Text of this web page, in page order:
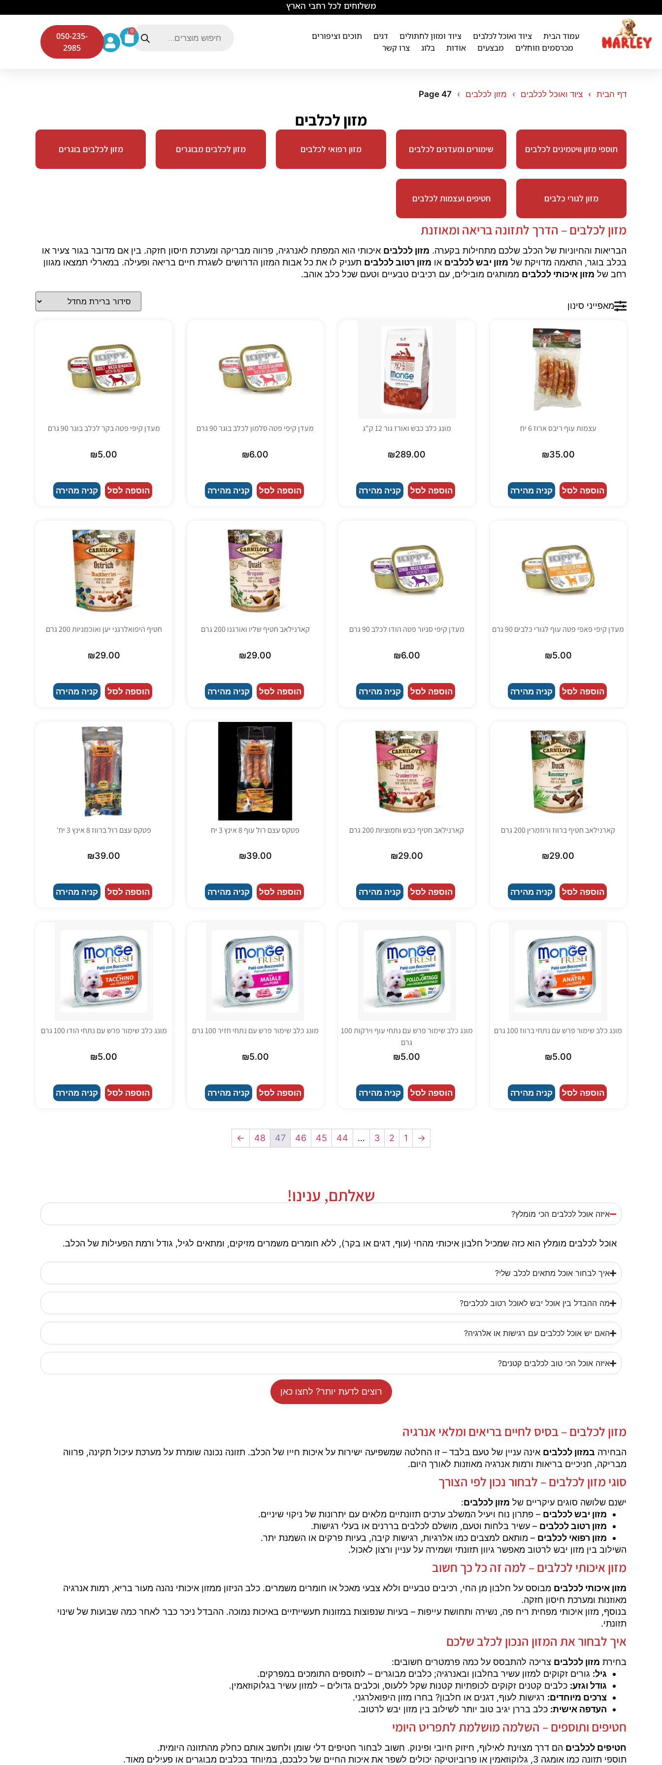
משלוחים לכל רחבי הארץ
עמוד הבית ציוד ואוכל לכלבים ציוד ומזון לחתולים דגים
תוכים וציפורים
מכרסמים וזוחלים
מבצעים אודות בלוג צרו קשר
0
050-235-
2985
דף הבית ציוד ואוכל לכלבים מזון לכלבים Page 47
מזון לכלבים
תוספי מזון וויטמינים לכלבים שימורים ומעדנים לכלבים מזון רפואי לכלבים מזון לכלבים מבוגרים מזון לכלבים בוגרים
מזון לגורי כלבים חטיפים ועצמות לכלבים
מזון לכלבים – הדרך לתזונה בריאה ומאוזנת
הבריאות והחיוניות של הכלב שלכם מתחילות בקערה. מזון לכלבים איכותי הוא המפתח לאנרגיה, פרווה מבריקה ומערכת חיסון חזקה. בין אם מדובר בגור צעיר או
בכלב בוגר, התאמה מדויקת של מזון יבש לכלבים או מזון רטוב לכלבים תעניק לו את כל אבות המזון הדרושים לשגרת חיים בריאה ופעילה. במארלי תמצאו מגוון
רחב של מזון איכותי לכלבים ממותגים מובילים, עם רכיבים טבעיים וטעם שכל כלב אוהב.
מאפייני סינון
עצמות עוף ריבס ארוז 6 יח
₪35.00
הוספה לסל קניה מהירה
מונג כלב כבש ואורז גור 12 ק"ג
₪289.00
הוספה לסל קניה מהירה
מעדן קיפי פטה סלמון לכלב בוגר 90 גרם
₪6.00
הוספה לסל קניה מהירה
מעדן קיפי פטה בקר לכלב בוגר 90 גרם
₪5.00
הוספה לסל קניה מהירה
מעדן קיפי פאפי פטה עוף לגורי כלבים 90 גרם
₪5.00
הוספה לסל קניה מהירה
מעדן קיפי סניור פטה הודו לכלב 90 גרם
₪6.00
הוספה לסל קניה מהירה
קארנילאב חטיף שליו ואורגנו 200 גרם
₪29.00
הוספה לסל קניה מהירה
חטיף היפואלרגני יען ואוכמניות 200 גרם
₪29.00
הוספה לסל קניה מהירה
קארנילאב חטיף ברווז ורוזמרין 200 גרם
₪29.00
הוספה לסל קניה מהירה
קארנילאב חטיף כבש וחמוציות 200 גרם
₪29.00
הוספה לסל קניה מהירה
פטקס עצם רול עוף 8 אינץ 3 יח
₪39.00
הוספה לסל קניה מהירה
פטקס עצם רול ברווז 8 אינץ 3 יח'
₪39.00
הוספה לסל קניה מהירה
מונג כלב שימור פרש עם נתחי ברווז 100 גרם
₪5.00
הוספה לסל קניה מהירה
מונג כלב שימור פרש עם נתחי עוף וירקות 100
גרם
₪5.00
הוספה לסל קניה מהירה
מונג כלב שימור פרש עם נתחי חזיר 100 גרם
₪5.00
הוספה לסל קניה מהירה
מונג כלב שימור פרש עם נתחי הודו 100 גרם
₪5.00
הוספה לסל קניה מהירה
→
1
2
3
…
44
45
46
47
48
←
שאלתם, ענינו!
איזה אוכל לכלבים הכי מומלץ?
אוכל לכלבים מומלץ הוא כזה שמכיל חלבון איכותי מהחי (עוף, דגים או בקר), ללא חומרים משמרים מזיקים, ומתאים לגיל, גודל ורמת הפעילות של הכלב.
איך לבחור אוכל מתאים לכלב שלי?
מה ההבדל בין אוכל יבש לאוכל רטוב לכלבים?
האם יש אוכל לכלבים עם רגישות או אלרגיה?
איזה אוכל הכי טוב לכלבים קטנים?
רוצים לדעת יותר? לחצו כאן
מזון לכלבים – בסיס לחיים בריאים ומלאי אנרגיה
הבחירה במזון לכלבים אינה עניין של טעם בלבד – זו החלטה שמשפיעה ישירות על איכות חייו של הכלב. תזונה נכונה שומרת על מערכת עיכול תקינה, פרווה
מבריקה, חניכיים בריאות ורמות אנרגיה מאוזנות לאורך היום.
סוגי מזון לכלבים – לבחור נכון לפי הצורך
ישנם שלושה סוגים עיקריים של מזון לכלבים:
מזון יבש לכלבים – פתרון נוח ויעיל המשלב ערכים תזונתיים מלאים עם יתרונות של ניקוי שיניים.
מזון רטוב לכלבים – עשיר בלחות וטעם, מושלם לכלבים בררנים או בעלי רגישות.
מזון רפואי לכלבים – מותאם למצבים כמו אלרגיות, רגישות קיבה, בעיות פרקים או השמנת יתר.
השילוב בין מזון יבש לרטוב מאפשר גיוון תזונתי ושמירה על עניין ורצון לאכול.
מזון איכותי לכלבים – למה זה כל כך חשוב
מזון איכותי לכלבים מבוסס על חלבון מן החי, רכיבים טבעיים וללא צבעי מאכל או חומרים משמרים. כלב הניזון ממזון איכותי נהנה מעור בריא, רמות אנרגיה
מאוזנות ומערכת חיסון חזקה.
בנוסף, מזון איכותי מפחית ריח פה, נשירה ותחושת עייפות – בעיות שנפוצות במזונות תעשייתיים באיכות נמוכה. ההבדל ניכר כבר לאחר כמה שבועות של שינוי
תזונתי.
איך לבחור את המזון הנכון לכלב שלכם
בחירת מזון לכלבים צריכה להתבסס על כמה פרמטרים חשובים:
גיל: גורים זקוקים למזון עשיר בחלבון ובאנרגיה; כלבים מבוגרים – לתוספים התומכים במפרקים.
גודל וגזע: כלבים קטנים זקוקים לכופתיות קטנות שקל ללעוס, וכלבים גדולים – למזון עשיר בגלוקוזאמין.
צרכים מיוחדים: רגישות לעוף, דגנים או חלבון? בחרו מזון היפואלרגני.
העדפה אישית: כלב בררן יגיב טוב יותר לשילוב בין מזון יבש לרטוב.
חטיפים ותוספים – השלמה מושלמת לתפריט היומי
חטיפים לכלבים הם דרך מצוינת לאילוף, חיזוק חיובי ופינוק. חשוב לבחור חטיפים דלי שומן ולחשב אותם כחלק מהתזונה היומית.
תוספי תזונה כמו אומגה 3, גלוקוזאמין או פרוביוטיקה יכולים לשפר את איכות החיים של כלבכם, במיוחד בכלבים מבוגרים או פעילים מאוד.